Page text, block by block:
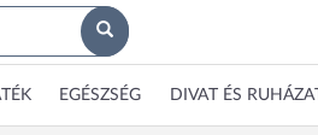
EGÉSZSÉG DIVAT ÉS RUHÁZAT